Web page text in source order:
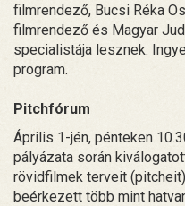
filmrendező, Bucsi Réka
filmrendező és Magyar
specialistája lesznek.
program.
Pitchfórum
Április 1-jén, pénteken
pályázata során
rövidfilmek terveit
beérkezett több mint